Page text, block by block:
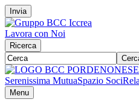
Invia
Lavora con Noi
Ricerca
Serenissima MutuaSpazio Soci
Menu